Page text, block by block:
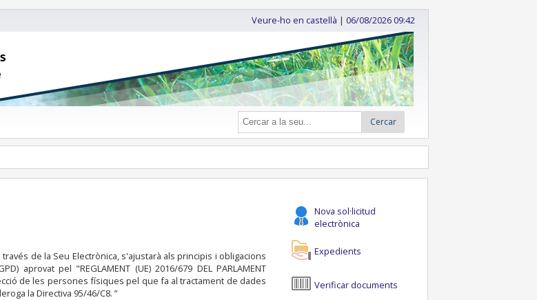
Veure-ho en castellà | 06/08/2026 09:42
Cercar
de la Seu Electrònica, s'ajustarà als principis i obligacions
aprovat pel "REGLAMENT (UE) 2016/679 DEL PARLAMENT
de les persones físiques pel que fa al tractament de dades
la Directiva 95/46/C8. ”
Nova sol·licitud
electrònica
Expedients
Verificar documents